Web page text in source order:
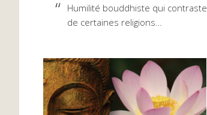
Humilité bouddhiste qui
de certaines religions…